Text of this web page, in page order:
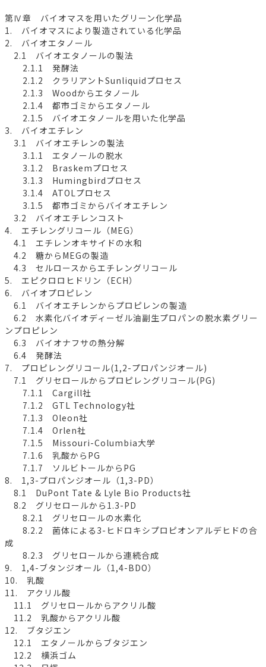
第Ⅳ章 バイオマスを用いたグリーン化学品
1. バイオマスにより製造されている化学品
2. バイオエタノール
2.1 バイオエタノールの製法
2.1.1 発酵法
2.1.2 クラリアントSunliquidプロセス
2.1.3 Woodからエタノール
2.1.4 都市ゴミからエタノール
2.1.5 バイオエタノールを用いた化学品
3. バイオエチレン
3.1 バイオエチレンの製法
3.1.1 エタノールの脱水
3.1.2 Braskemプロセス
3.1.3 Humingbirdプロセス
3.1.4 ATOLプロセス
3.1.5 都市ゴミからバイオエチレン
3.2 バイオエチレンコスト
4. エチレングリコール（MEG）
4.1 エチレンオキサイドの水和
4.2 糖からMEGの製造
4.3 セルロースからエチレングリコール
5. エピクロロヒドリン（ECH）
6. バイオプロピレン
6.1 バイオエチレンからプロピレンの製造
6.2 水素化バイオディーゼル油副生プロパンの脱水素グリー
ンプロピレン
6.3 バイオナフサの熱分解
6.4 発酵法
7. プロピレングリコール(1,2-プロパンジオール)
7.1 グリセロールからプロピレングリコール(PG)
7.1.1 Cargill社
7.1.2 GTL Technology社
7.1.3 Oleon社
7.1.4 Orlen社
7.1.5 Missouri-Columbia大学
7.1.6 乳酸からPG
7.1.7 ソルビトールからPG
8. 1,3-プロパンジオール（1,3-PD）
8.1 DuPont Tate & Lyle Bio Products社
8.2 グリセロールから1.3-PD
8.2.1 グリセロールの水素化
8.2.2 菌体による3-ヒドロキシプロピオンアルデヒドの合
成
8.2.3 グリセロールから連続合成
9. 1,4-ブタンジオール（1,4-BDO）
10. 乳酸
11. アクリル酸
11.1 グリセロールからアクリル酸
11.2 乳酸からアクリル酸
12. ブタジエン
12.1 エタノールからブタジエン
12.2 横浜ゴム